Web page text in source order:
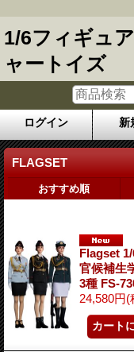
1/6フィギュ
ャートイズ
ログイン 新
FLAGSET
おすすめ順
Flagset
官候補生
3種 FS-
24,580円(